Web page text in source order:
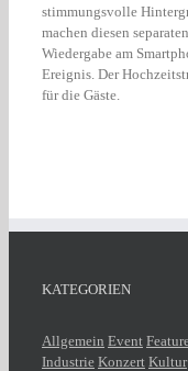
stimmungsvolle
machen diesen
Wiedergabe am
Ereignis. Der
für die Gäste.
KATEGORIEN
Allgemein Event
Industrie Konzert Kultur